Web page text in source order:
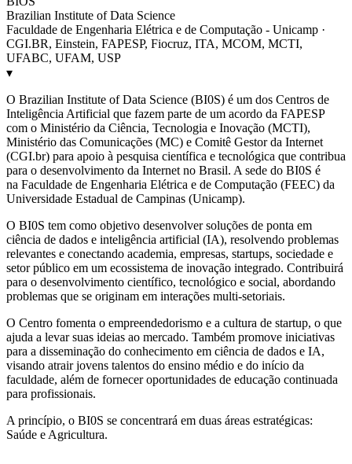
Brazilian Institute of Data Science
Faculdade de Engenharia Elétrica e de Computação - Unicamp ·
CGI.BR, Einstein, FAPESP, Fiocruz, ITA, MCOM, MCTI,
UFABC, UFAM, USP
▾
O Brazilian Institute of Data Science (BI0S) é um dos Centros de
Inteligência Artificial que fazem parte de um acordo da FAPESP
com o Ministério da Ciência, Tecnologia e Inovação (MCTI),
Ministério das Comunicações (MC) e Comitê Gestor da Internet
(CGI.br) para apoio à pesquisa científica e tecnológica que contribua
para o desenvolvimento da Internet no Brasil. A sede do BI0S é
na Faculdade de Engenharia Elétrica e de Computação (FEEC) da
Universidade Estadual de Campinas (Unicamp).
O BI0S tem como objetivo desenvolver soluções de ponta em
ciência de dados e inteligência artificial (IA), resolvendo problemas
relevantes e conectando academia, empresas, startups, sociedade e
setor público em um ecossistema de inovação integrado. Contribuirá
para o desenvolvimento científico, tecnológico e social, abordando
problemas que se originam em interações multi-setoriais.
O Centro fomenta o empreendedorismo e a cultura de startup, o que
ajuda a levar suas ideias ao mercado. Também promove iniciativas
para a disseminação do conhecimento em ciência de dados e IA,
visando atrair jovens talentos do ensino médio e do início da
faculdade, além de fornecer oportunidades de educação continuada
para profissionais.
A princípio, o BI0S se concentrará em duas áreas estratégicas:
Saúde e Agricultura.